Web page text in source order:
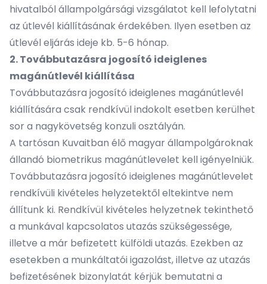
hivatalból állampolgársági vizsgálatot kell lefolytatni
az útlevél kiállításának érdekében. Ilyen esetben az
útlevél eljárás ideje kb. 5-6 hónap.
2. Továbbutazásra jogosító ideiglenes
magánútlevél kiállítása
Továbbutazásra jogosító ideiglenes magánútlevél
kiállítására csak rendkívül indokolt esetben kerülhet
sor a nagykövetség konzuli osztályán.
A tartósan Kuvaitban élő magyar állampolgároknak
állandó biometrikus magánútlevelet kell igényelniük.
Továbbutazásra jogosító ideiglenes magánútlevelet
rendkívüli kivételes helyzetektől eltekintve nem
állítunk ki. Rendkívül kivételes helyzetnek tekinthető
a munkával kapcsolatos utazás szükségessége,
illetve a már befizetett külföldi utazás. Ezekben az
esetekben a munkáltatói igazolást, illetve az utazás
befizetésének bizonylatát kérjük bemutatni a